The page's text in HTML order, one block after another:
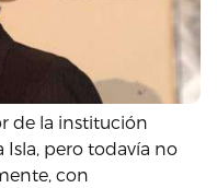
de la institución
pero todavía no
con